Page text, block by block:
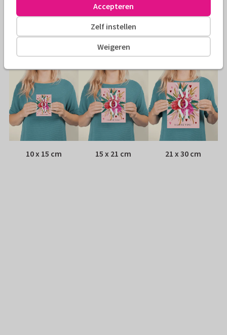
Envelop: Witte vensterenvelop
Adres: Achterop de kaart
Formaten
10 x 15 cm 15 x 21 cm 21 x 30 cm
Weigeren
Zelf instellen
Accepteren